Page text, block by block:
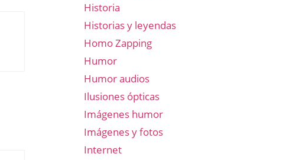
Historia
Historias y leyendas
Homo Zapping
Humor
Humor audios
Ilusiones ópticas
Imágenes humor
Imágenes y fotos
Internet